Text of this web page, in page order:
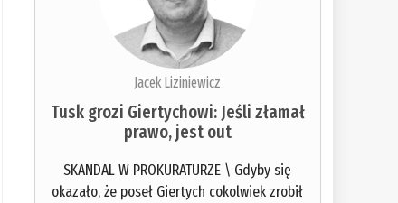
Jacek Liziniewicz
Tusk grozi Giertychowi: Jeśli złamał
prawo, jest out
SKANDAL W PROKURATURZE \ Gdyby się
okazało, że poseł Giertych cokolwiek zrobił